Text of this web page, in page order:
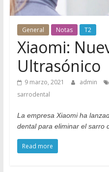
General Notas T2
Xiaomi:
Ultrasónico
9 marzo, 2021 admin
sarrodental
La empresa Xiaomi ha
dental para eliminar el sarro
Read more